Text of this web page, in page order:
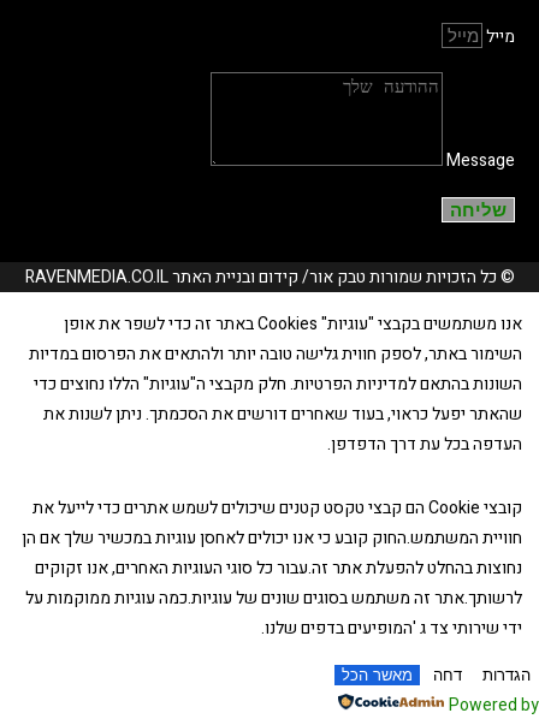
מייל
Message
שליחה
© כל הזכויות שמורות טבק אור/ קידום ובניית האתר RAVENMEDIA.CO.IL
אנו משתמשים בקבצי "עוגיות" Cookies באתר זה כדי לשפר את אופן
השימור באתר, לספק חווית גלישה טובה יותר ולהתאים את הפרסום במדיות
השונות בהתאם למדיניות הפרטיות. חלק מקבצי ה"עוגיות" הללו נחוצים כדי
שהאתר יפעל כראוי, בעוד שאחרים דורשים את הסכמתך. ניתן לשנות את
העדפה בכל עת דרך הדפדפן.
קובצי Cookie הם קבצי טקסט קטנים שיכולים לשמש אתרים כדי לייעל את
חוויית המשתמש.החוק קובע כי אנו יכולים לאחסן עוגיות במכשיר שלך אם הן
נחוצות בהחלט להפעלת אתר זה.עבור כל סוגי העוגיות האחרים, אנו זקוקים
לרשותך.אתר זה משתמש בסוגים שונים של עוגיות.כמה עוגיות ממוקמות על
ידי שירותי צד ג 'המופיעים בדפים שלנו.
דחה מאשר הכל
Powered